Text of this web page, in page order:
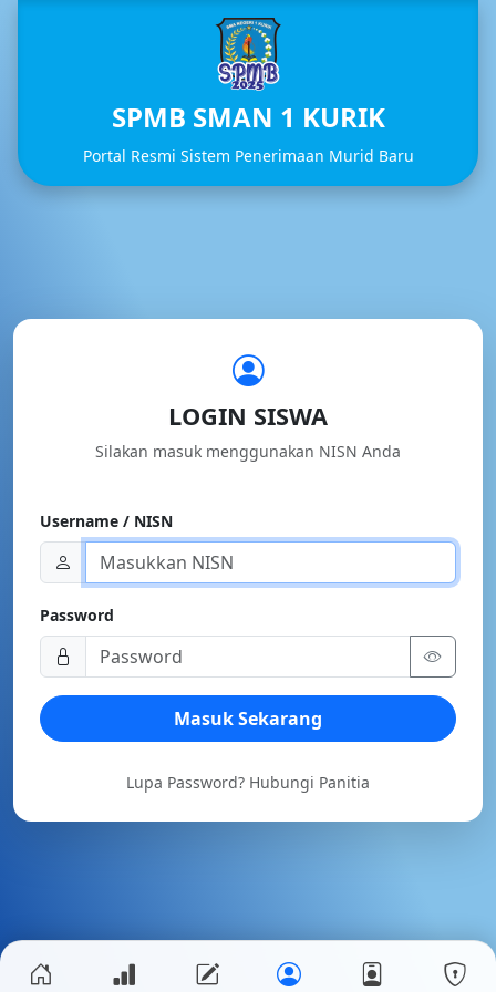
SPMB SMAN 1 KURIK
Portal Resmi Sistem Penerimaan Murid Baru
LOGIN SISWA
Silakan masuk menggunakan NISN Anda
Username / NISN
Password
Masuk Sekarang
Lupa Password? Hubungi Panitia